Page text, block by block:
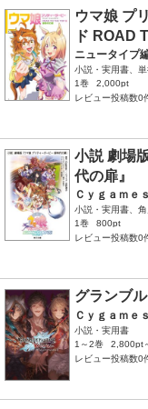
ウマ娘 プ
ド ROAD
ニュータイプ
小説・実用書、
1巻
2,000pt
レビュー投稿数0
小説 劇場
代の扉』
Ｃｙｇａｍｅｓ
小説・実用書、
1巻
800pt
レビュー投稿数0
グランブ
Ｃｙｇａｍｅｓ
小説・実用書
1～2巻
2,800pt
レビュー投稿数0